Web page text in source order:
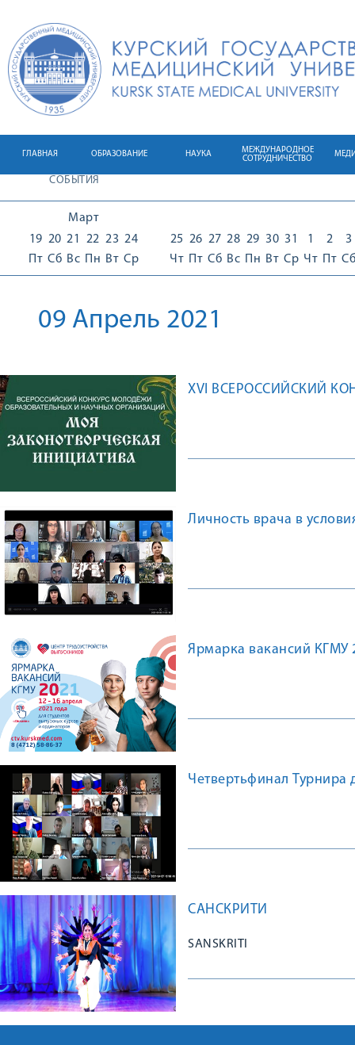
ГЛАВНАЯ ОБРАЗОВАНИЕ НАУКА
МЕЖДУНАРОДНОЕ
СОТРУДНИЧЕСТВО
СОБЫТИЯ
Март
19
Пт
20
Сб
21
Вс
22
Пн
23
Вт
24
Ср
25
Чт
26
Пт
27
Сб
28
Вс
29
Пн
30
Вт
31
Ср
1
Чт
2
Пт
3
Сб
09 Апрель 2021
XVI ВСЕРОССИЙСКИЙ
Личность врача в
Ярмарка вакансий КГМУ
Четвертьфинал Турнира
САНСКРИТИ
SANSKRITI